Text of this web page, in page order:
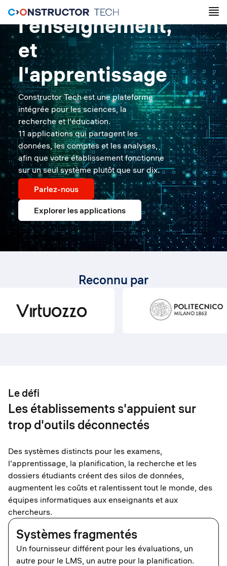
l'enseignement,
et
l'apprentissage
Constructor Tech est une plateforme
intégrée pour les sciences, la
recherche et l'éducation.
11 applications qui partagent les
données, les comptes et les analyses,
afin que votre établissement fonctionne
sur un seul système plutôt que sur dix.
Parlez-nous
Explorer les applications
Reconnu par
Le défi
Les établissements s'appuient sur
trop d'outils déconnectés
Des systèmes distincts pour les examens,
l'apprentissage, la planification, la recherche et les
dossiers étudiants créent des silos de données,
augmentent les coûts et ralentissent tout le monde, des
équipes informatiques aux enseignants et aux
chercheurs.
Systèmes fragmentés
Un fournisseur différent pour les évaluations, un
autre pour le LMS, un autre pour la planification.